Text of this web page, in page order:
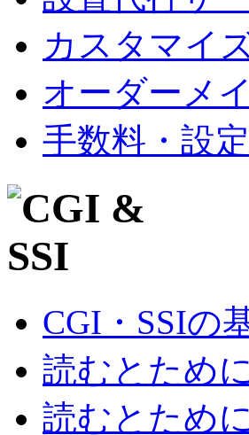
カスタマイ
オーダーメ
手数料・設
CGI・SSIの
読むとため
読むとため